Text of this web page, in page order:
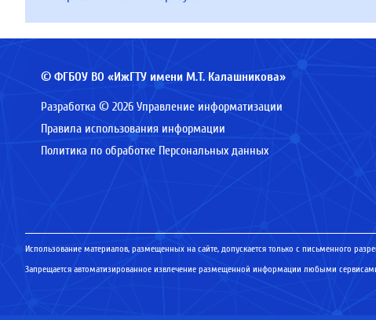
© ФГБОУ ВО «ИжГТУ имени М.Т. Калашникова»
Разработка © 2026 Управление информатизации
Правила использования информации
Политика по обработке Персональных данных
Использование материалов, размещенных на сайте, допускается только с письменного
Запрещается автоматизированное извлечение размещенной информации любыми